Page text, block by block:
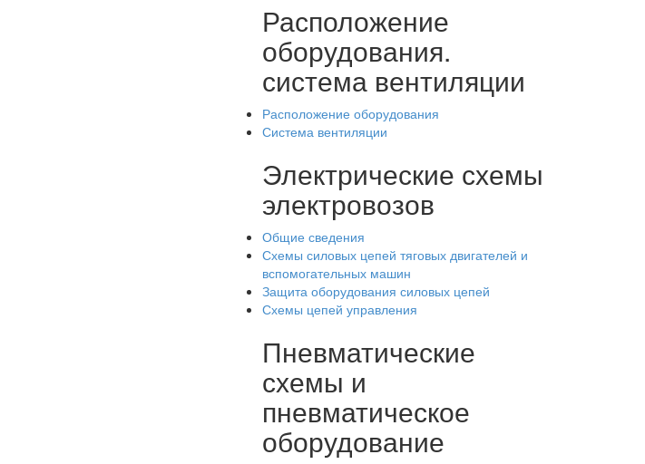
Расположение
оборудования.
система вентиляции
Расположение оборудования
Система вентиляции
Электрические схемы
электровозов
Общие сведения
Схемы силовых цепей тяговых двигателей и
вспомогательных машин
Защита оборудования силовых цепей
Схемы цепей управления
Пневматические
схемы и
пневматическое
оборудование